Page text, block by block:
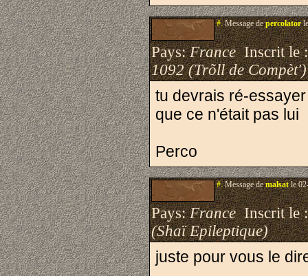
#.Message depercolator
Pays:FranceInscrit le
1092 (Trõll de Compèt')
tu devrais ré-
que ce n'était pas lui
Perco
#.Message demalsatle
Pays:FranceInscrit le
(Shaï Epileptique)
juste pour vous le